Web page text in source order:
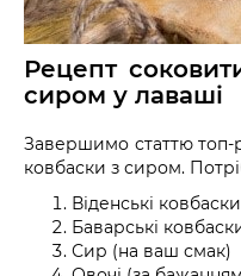
Рецепт
сиром у лаваші
Завершимо статтю
ковбаски з сиром.
Віденські ковбаски
Баварські
Сир (на ваш смак)